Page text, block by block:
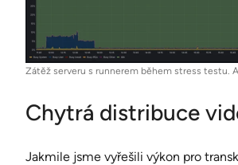
Zátěž serveru s runnerem během stress testu.
Chytrá distribuce
Jakmile jsme vyřešili výkon pro